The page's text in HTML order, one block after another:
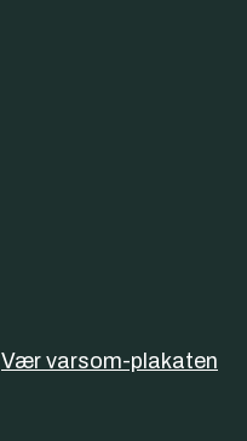
Vær varsom-plakaten